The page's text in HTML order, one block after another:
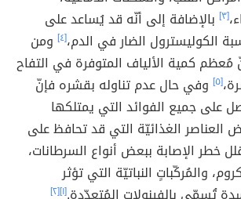
[٣] بالإضافة إلى أنّه قد يُساعد على
الكوليسترول الضار في الدم،[٤] ومن
مُعظم كمية الألياف المتوفرة في التفاح
[٥] وفي حال عدم تناوله بقشره فإنّ
على جميع الفوائد التي يمتلكها
العناصر الغذائيّة التي قد تحافظ على
خطر الإصابة ببعض أنواع السرطانات،
والمُركّباتٍ النباتيّة التي تؤثر
[١] [٢]